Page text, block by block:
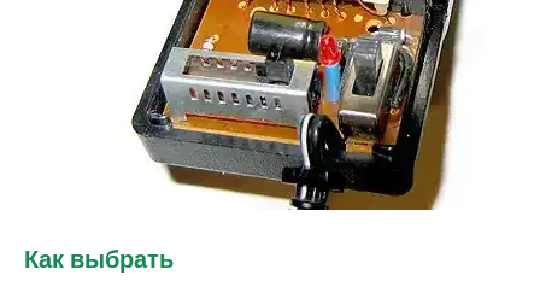
Как выбрать